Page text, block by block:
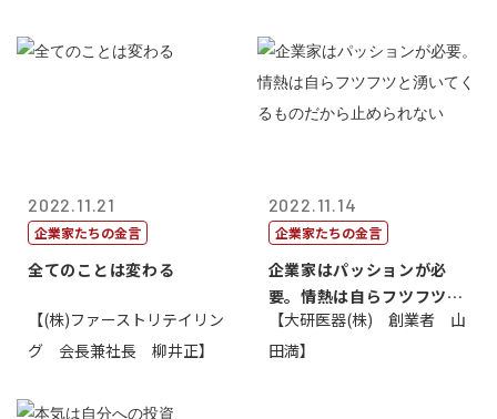
2022.11.21
企業家たちの金言
全てのことは変わる
【(株)ファーストリテイリン
グ 会長兼社長 柳井正】
2022.11.14
企業家たちの金言
企業家はパッションが必
要。情熱は自らフツフツと
湧いてくるもの...
【大研医器(株) 創業者 山
田満】